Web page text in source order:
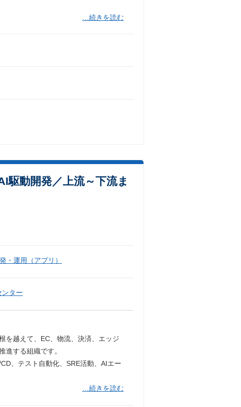
…続きを読む
駆動開発／上流～下流ま
・運用（アプリ）
ンター
を越えて、EC、物流、決済、エッジ
進する組織です。
、テスト自動化、SRE活動、AIエー
…続きを読む